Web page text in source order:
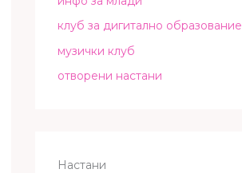
клуб за дигитално образование
музички клуб
отворени настани
Настани